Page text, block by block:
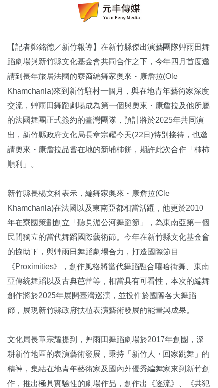
【記者鄭銘德／新竹報導】在新竹縣傑出演藝團隊艸雨田舞
蹈劇場與新竹縣文化基金會共同合作之下，今年四月首度邀
請到長年旅居法國的寮裔編舞家奧來・康詹拉(Ole
Khamchanla)來到新竹駐村一個月，與在地青年藝術家深度
交流，艸雨田舞蹈劇場成為第一個與奧來・康詹拉及他所屬
的法國舞團正式簽約的臺灣團隊，預計將於2025年共同演
出，新竹縣政府文化局長章宗耀今天(22日)特別接待，也邀
請奧來・康詹拉品嘗在地的新埔柿餅，期許此次合作「柿柿
順利」。
新竹縣長楊文科表示，編舞家奧來・康詹拉(Ole
Khamchanla)在法國以及東南亞都相當活躍，他更於2010
年在寮國策劃創立「聽見湄公河舞蹈節」，為東南亞第一個
民間獨立的當代舞蹈國際藝術節。今年在新竹縣文化基金會
的協助下，與艸雨田舞蹈劇場合力，打造國際節目
《Proximities》，創作風格將當代舞蹈融合嘻哈街舞、東南
亞傳統舞蹈以及古典芭蕾等，相當具有可看性，本次的編舞
創作將於2025年展開臺灣巡演，並投件於國際各大舞蹈
節，展現新竹縣政府扶植表演藝術發展的能量與成果。
文化局長章宗耀提到，艸雨田舞蹈劇場於2017年創團，深
耕新竹地區的表演藝術發展，秉持「新竹人・回家跳舞」的
精神，集結在地青年藝術家及國內外優秀編舞家來到新竹創
作，推出極具實驗性的劇場作品，創作出《逐流》、《共犯